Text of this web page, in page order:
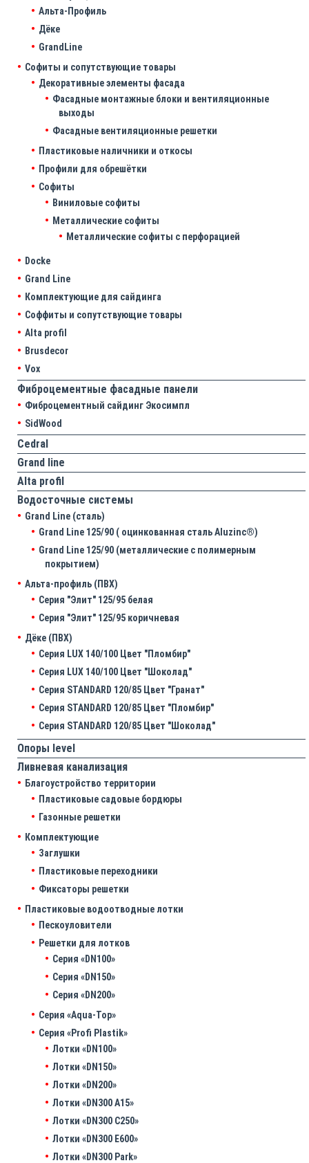
Альта-Профиль
Дёке
GrandLine
Софиты и сопутствующие товары
Декоративные элементы фасада
Фасадные монтажные блоки и вентиляционные
выходы
Фасадные вентиляционные решетки
Пластиковые наличники и откосы
Профили для обрешётки
Софиты
Виниловые софиты
Металлические софиты
Металлические софиты с перфорацией
Docke
Grand Line
Комплектующие для сайдинга
Соффиты и сопутствующие товары
Alta profil
Brusdecor
Vox
Фиброцементные фасадные панели
Фиброцементный сайдинг Экосимпл
SidWood
Cedral
Grand line
Аlta profil
Водосточные системы
Grand Line (сталь)
Grand Line 125/90 ( оцинкованная сталь Aluzinc®)
Grand Line 125/90 (металлические с полимерным
покрытием)
Альта-профиль (ПВХ)
Серия "Элит" 125/95 белая
Серия "Элит" 125/95 коричневая
Дёке (ПВХ)
Серия LUX 140/100 Цвет "Пломбир"
Серия LUX 140/100 Цвет "Шоколад"
Серия STANDARD 120/85 Цвет "Гранат"
Серия STANDARD 120/85 Цвет "Пломбир"
Серия STANDARD 120/85 Цвет "Шоколад"
Опоры level
Ливневая канализация
Благоустройство территории
Пластиковые садовые бордюры
Газонные решетки
Комплектующие
Заглушки
Пластиковые переходники
Фиксаторы решетки
Пластиковые водоотводные лотки
Пескоуловители
Решетки для лотков
Серия «DN100»
Серия «DN150»
Серия «DN200»
Серия «Aqua-Top»
Серия «Profi Plastik»
Лотки «DN100»
Лотки «DN150»
Лотки «DN200»
Лотки «DN300 A15»
Лотки «DN300 C250»
Лотки «DN300 E600»
Лотки «DN300 Park»